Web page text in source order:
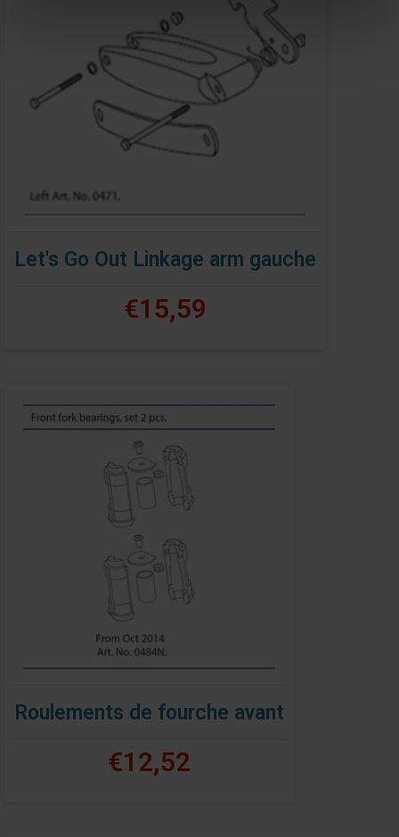
Let's Go Out Linkage arm gauche
€15,59
Roulements de fourche avant
€12,52